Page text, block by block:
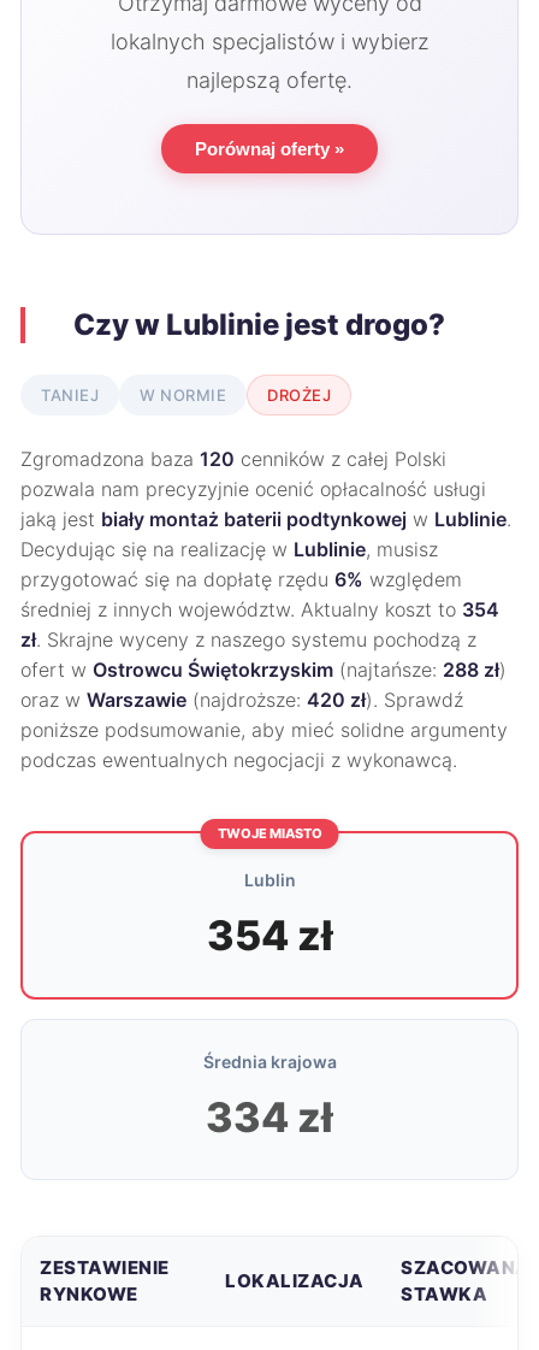
lokalnych specjalistów i wybierz
najlepszą ofertę.
Porównaj oferty »
Czy w Lublinie jest drogo?
TANIEJ W NORMIE DROŻEJ
Zgromadzona baza 120 cenników z całej Polski
pozwala nam precyzyjnie ocenić opłacalność usługi
jaką jest biały montaż baterii podtynkowej w Lublinie.
Decydując się na realizację w Lublinie, musisz
przygotować się na dopłatę rzędu 6% względem
średniej z innych województw. Aktualny koszt to 354
zł. Skrajne wyceny z naszego systemu pochodzą z
ofert w Ostrowcu Świętokrzyskim (najtańsze: 288 zł)
oraz w Warszawie (najdroższe: 420 zł). Sprawdź
poniższe podsumowanie, aby mieć solidne argumenty
podczas ewentualnych negocjacji z wykonawcą.
TWOJE MIASTO
Lublin
354 zł
Średnia krajowa
334 zł
ZESTAWIENIE
RYNKOWE
LOKALIZACJA
SZACOWANA
STAWKA